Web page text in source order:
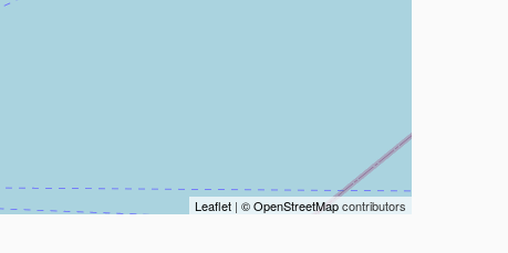
Leaflet | © OpenStreetMapcontributors